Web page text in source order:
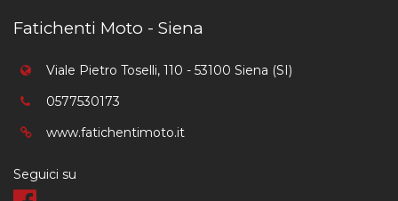
Fatichenti Moto - Siena
Viale Pietro Toselli, 110 - 53100 Siena (SI)
0577530173
www.fatichentimoto.it
Seguici su